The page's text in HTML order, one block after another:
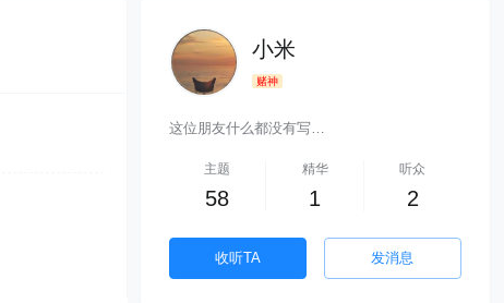
小米
赌神
这位朋友什么都没有写…
主题
58
精华
1
听众
2
收听TA 发消息